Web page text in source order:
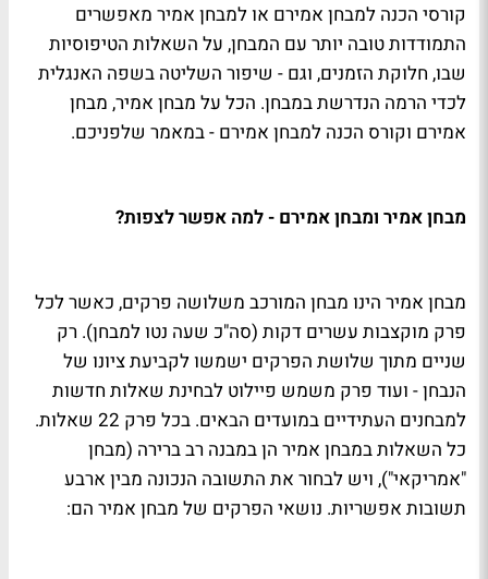
קורסי הכנה למבחן אמירם או למבחן אמיר מאפשרים
התמודדות טובה יותר עם המבחן, על השאלות הטיפוסיות
שבו, חלוקת הזמנים, וגם - שיפור השליטה בשפה האנגלית
לכדי הרמה הנדרשת במבחן. הכל על מבחן אמיר, מבחן
אמירם וקורס הכנה למבחן אמירם - במאמר שלפניכם.
מבחן אמיר ומבחן אמירם - למה אפשר לצפות?
מבחן אמיר הינו מבחן המורכב משלושה פרקים, כאשר לכל
פרק מוקצבות עשרים דקות (סה"כ שעה נטו למבחן). רק
שניים מתוך שלושת הפרקים ישמשו לקביעת ציונו של
הנבחן - ועוד פרק משמש פיילוט לבחינת שאלות חדשות
למבחנים העתידיים במועדים הבאים. בכל פרק 22 שאלות.
כל השאלות במבחן אמיר הן במבנה רב ברירה (מבחן
"אמריקאי"), ויש לבחור את התשובה הנכונה מבין ארבע
תשובות אפשריות. נושאי הפרקים של מבחן אמיר הם: